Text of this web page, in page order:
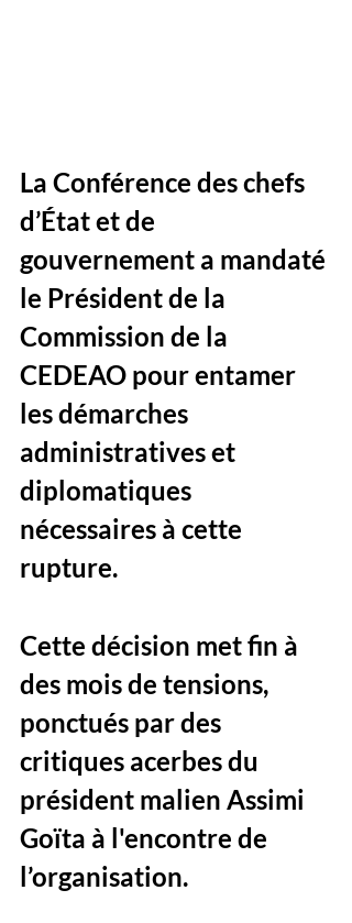
La Conférence des chefs
d’État et de
gouvernement a mandaté
le Président de la
Commission de la
CEDEAO pour entamer
les démarches
administratives et
diplomatiques
nécessaires à cette
rupture.
Cette décision met fin à
des mois de tensions,
ponctués par des
critiques acerbes du
président malien Assimi
Goïta à l'encontre de
l’organisation.